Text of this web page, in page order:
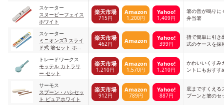
スケーター
スヌーピーフェイス
ホワイト
楽天市場
715円
Amazon
1,200円
Yahoo!
1,409円
箸の音が鳴りに
弁当箸
スケーター
ミニオンズ3 スライ
ド式 箸セット ホワ
楽天市場
462円 Amazon Yahoo!
399円
指で簡単に引き
式のケースを採
トレードワークス
モッテル カトラリ
ー セット
楽天市場
1,210円
Amazon
1,570円
Yahoo!
1,210円
かわいいくすみ
ントにもおすす
サーモス
スプーン・ハシセッ
ト ピュアホワイト
楽天市場
912円
Amazon
789円
Yahoo!
887円
底まですくえる
プーンと箸のセ